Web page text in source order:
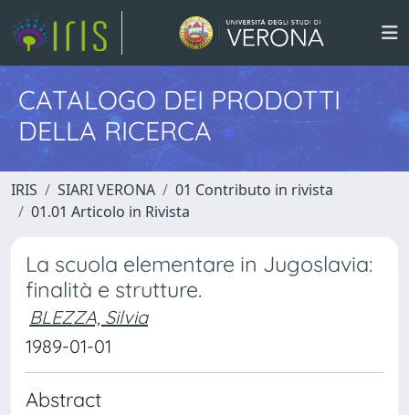
CATALOGO DEI PRODOTTI
DELLA RICERCA
IRIS SIARI VERONA
01 Contributo in rivista
01.01 Articolo in Rivista
La scuola elementare in Jugoslavia:
finalità e strutture.
BLEZZA, Silvia
1989-01-01
Abstract